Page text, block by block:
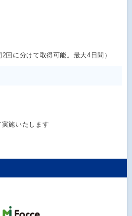
回に分けて取得可能。最大4日間）
施いたします